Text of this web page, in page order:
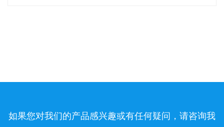
如果您对我们的产品感兴趣或有任何疑问，请咨询我